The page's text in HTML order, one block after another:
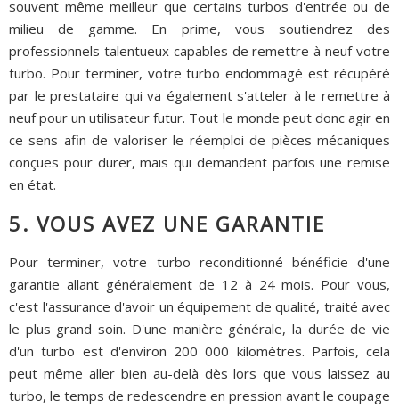
souvent même meilleur que certains turbos d'entrée ou de
milieu de gamme. En prime, vous soutiendrez des
professionnels talentueux capables de remettre à neuf votre
turbo. Pour terminer, votre turbo endommagé est récupéré
par le prestataire qui va également s'atteler à le remettre à
neuf pour un utilisateur futur. Tout le monde peut donc agir en
ce sens afin de valoriser le réemploi de pièces mécaniques
conçues pour durer, mais qui demandent parfois une remise
en état.
5. VOUS AVEZ UNE GARANTIE
Pour terminer, votre turbo reconditionné bénéficie d'une
garantie allant généralement de 12 à 24 mois. Pour vous,
c'est l'assurance d'avoir un équipement de qualité, traité avec
le plus grand soin. D'une manière générale, la durée de vie
d'un turbo est d'environ 200 000 kilomètres. Parfois, cela
peut même aller bien au-delà dès lors que vous laissez au
turbo, le temps de redescendre en pression avant le coupage